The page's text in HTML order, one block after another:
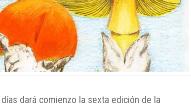
dará comienzo la sexta edición de la